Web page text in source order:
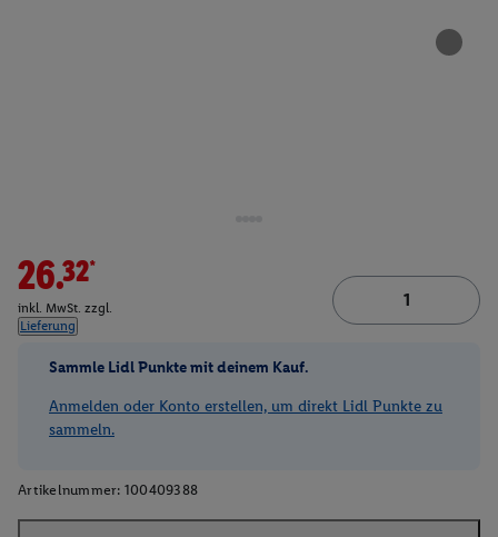
26.32*
inkl. MwSt. zzgl.
Lieferung
Sammle Lidl Punkte mit deinem Kauf.
Anmelden oder Konto erstellen, um direkt Lidl Punkte zu
sammeln.
Artikelnummer: 100409388